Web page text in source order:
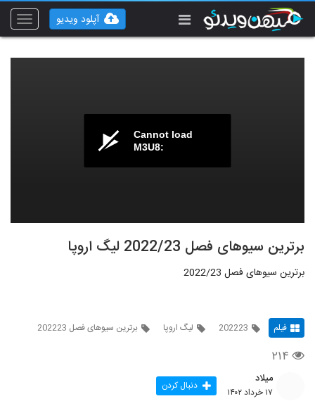
Toggle
آپلود ویدیو
Cannot load
M3U8:
برترین سیوهای فصل 2022/23 لیگ اروپا
برترین سیوهای فصل 2022/23
فیلم 202223 لیگ اروپا برترین سیوهای فصل 202223
۲۱۴
میلاد
۱۷ خرداد ۱۴۰۲ دنبال کردن